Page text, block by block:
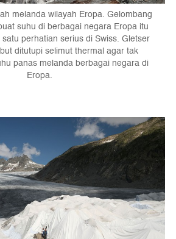
melanda wilayah Eropa. Gelombang
suhu di berbagai negara Eropa itu
perhatian serius di Swiss. Gletser
ditutupi selimut thermal agar tak
panas melanda berbagai negara di
Eropa.